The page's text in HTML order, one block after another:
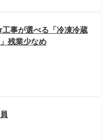
事が選べる「冷凍冷蔵
残業少なめ